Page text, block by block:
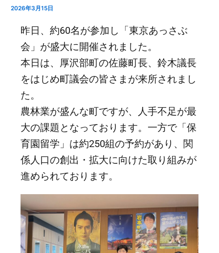
2026年3月15日
昨日、約60名が参加し「東京あっさぶ
会」が盛大に開催されました。
本日は、厚沢部町の佐藤町長、鈴木議長
をはじめ町議会の皆さまが来所されまし
た。
農林業が盛んな町ですが、人手不足が最
大の課題となっております。一方で「保
育園留学」は約250組の予約があり、関
係人口の創出・拡大に向けた取り組みが
進められております。